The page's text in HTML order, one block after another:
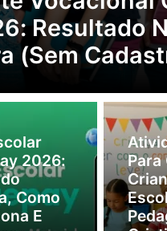
Resultado
(Sem
2026:
Como
E
Para